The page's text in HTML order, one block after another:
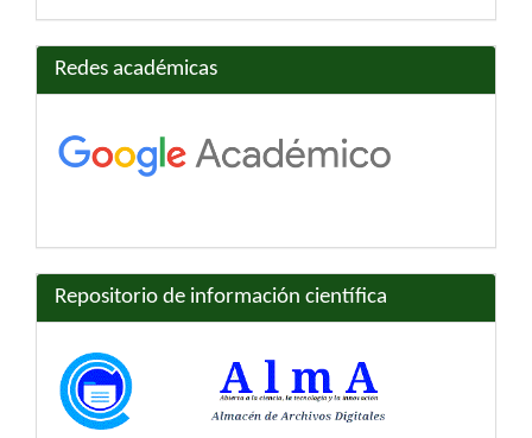
Redes académicas
Repositorio de información científica